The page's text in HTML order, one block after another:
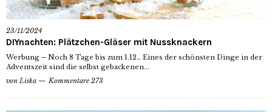
23/11/2024
DIYnachten: Plätzchen-Gläser mit Nussknackern
Werbung – Noch 8 Tage bis zum 1.12… Eines der schönsten Dinge in der
Adventszeit sind die selbst gebackenen...
von Liska Kommentare 273